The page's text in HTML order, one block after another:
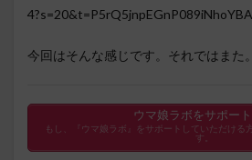
4?s=20&t=P5rQ5jnpEGnP089iNhoYBA
今回はそんな感じです。それではまた。
ウマ娘ラボをサポー
もし、『ウマ娘ラボ』をサポートしていただける
す。